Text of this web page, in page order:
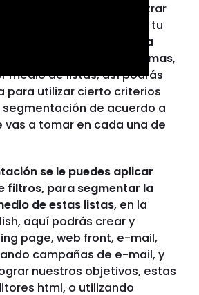
contactos vas a administrar
que forman parte de tu
puedes realizar la
de otras plataformas,
medio de listas, así podrás
para utilizar cierto criterios
segmentación de acuerdo a
vas a tomar en cada una de
se le puedes aplicar
filtros, para segmentar la
de estas listas, en la
aquí podrás crear y
page, web front, e-mail,
campañas de e-mail, y
nuestros objetivos, estas
html, o utilizando